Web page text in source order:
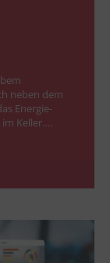
neben dem
Energie-
Keller….